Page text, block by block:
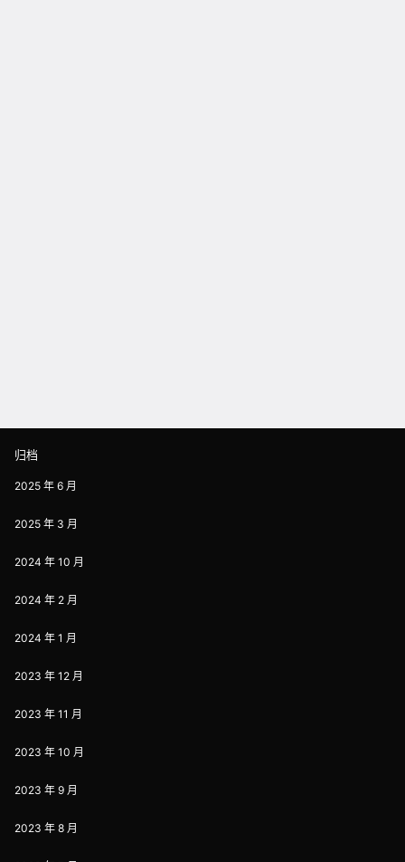
归档
2025 年 6 月
2025 年 3 月
2024 年 10 月
2024 年 2 月
2024 年 1 月
2023 年 12 月
2023 年 11 月
2023 年 10 月
2023 年 9 月
2023 年 8 月